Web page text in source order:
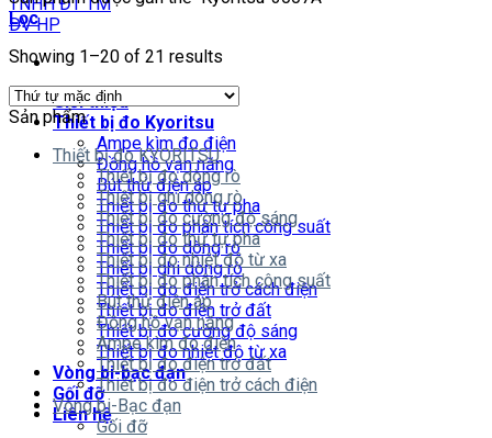
Giới thiệu
Thiết bị đo Kyoritsu
Ampe kìm đo điện
Đồng hồ vạn năng
Bút thử điện áp
Thiết bị đo thứ tự pha
Thiết bị đo phân tích công suất
Thiết bị đo dòng rò
Thiết bị ghi dòng rò
Thiết bị đo điện trở cách điện
Thiết bị đo điện trở đất
Thiết bị đo cường độ sáng
Thiết bị đo nhiệt độ từ xa
Vòng bi-bạc đạn
Gối đỡ
Liên hệ
Lọc
Showing 1–20 of 21 results
Sản phẩm
Thiết bị đo KYORITSU
Thiết bị đo dòng rò
Thiết bị ghi dòng rò
Thiết bị đo cường độ sáng
Thiết bị đo thứ tự pha
Thiết bị đo nhiệt độ từ xa
Thiết bị đo phân tích công suất
Bút thử điện áp
Đồng hồ vạn năng
Ampe kìm đo điện
Thiết bị đo điện trở đất
Thiết bị đo điện trở cách điện
Vòng bi-Bạc đạn
Gối đỡ